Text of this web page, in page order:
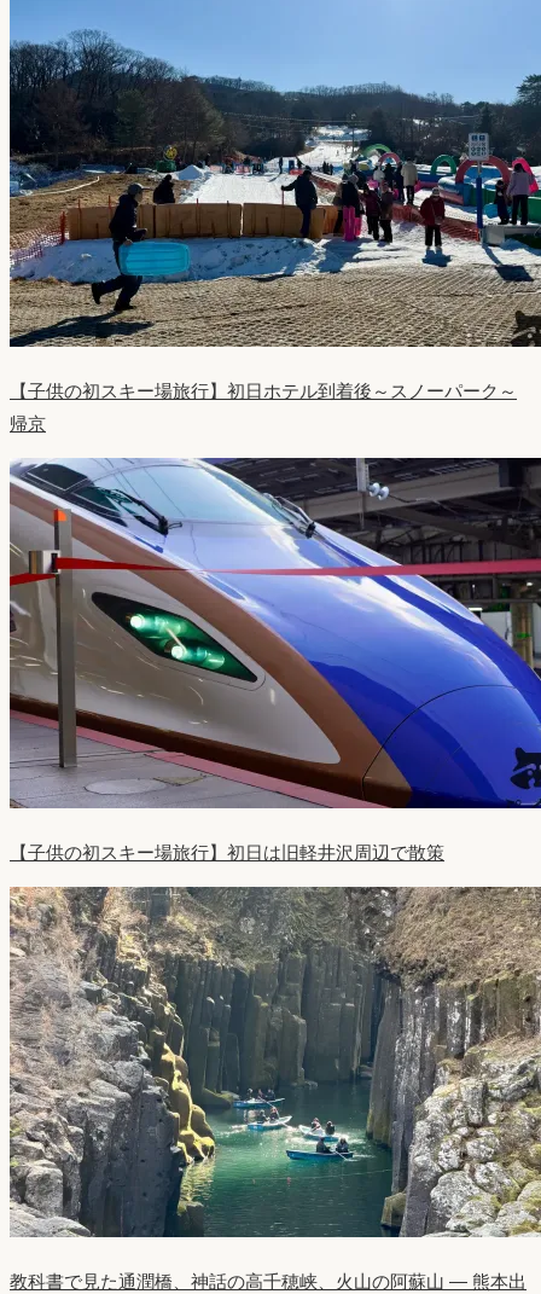
【子供の初スキー場旅行】初日ホテル到着後～スノーパーク～
帰京
【子供の初スキー場旅行】初日は旧軽井沢周辺で散策
教科書で見た通潤橋、神話の高千穂峡、火山の阿蘇山 ― 熊本出